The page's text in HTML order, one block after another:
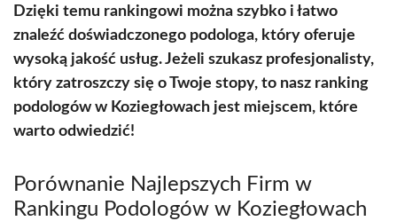
Dzięki temu rankingowi można szybko i łatwo
znaleźć doświadczonego podologa, który oferuje
wysoką jakość usług. Jeżeli szukasz profesjonalisty,
który zatroszczy się o Twoje stopy, to nasz ranking
podologów w Koziegłowach jest miejscem, które
warto odwiedzić!
Porównanie Najlepszych Firm w
Rankingu Podologów w Koziegłowach